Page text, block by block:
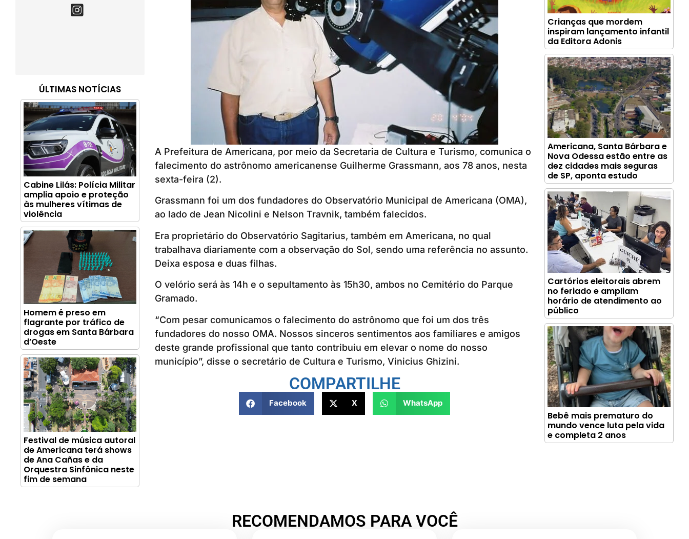
ÚLTIMAS NOTÍCIAS
Cabine Lilás: Polícia Militar
amplia apoio e proteção
às mulheres vítimas de
violência
Homem é preso em
flagrante por tráfico de
drogas em Santa Bárbara
d’Oeste
Festival de música autoral
de Americana terá shows
de Ana Cañas e da
Orquestra Sinfônica neste
fim de semana
A Prefeitura de Americana, por meio da Secretaria de Cultura e Turismo, comunica o
falecimento do astrônomo americanense Guilherme Grassmann, aos 78 anos, nesta
sexta-feira (2).
Grassmann foi um dos fundadores do Observatório Municipal de Americana (OMA),
ao lado de Jean Nicolini e Nelson Travnik, também falecidos.
Era proprietário do Observatório Sagitarius, também em Americana, no qual
trabalhava diariamente com a observação do Sol, sendo uma referência no assunto.
Deixa esposa e duas filhas.
O velório será às 14h e o sepultamento às 15h30, ambos no Cemitério do Parque
Gramado.
“Com pesar comunicamos o falecimento do astrônomo que foi um dos três
fundadores do nosso OMA. Nossos sinceros sentimentos aos familiares e amigos
deste grande profissional que tanto contribuiu em elevar o nome do nosso
município”, disse o secretário de Cultura e Turismo, Vinicius Ghizini.
COMPARTILHE
Facebook X WhatsApp
Crianças que mordem
inspiram lançamento infantil
da Editora Adonis
Americana, Santa Bárbara e
Nova Odessa estão entre as
dez cidades mais seguras
de SP, aponta estudo
Cartórios eleitorais abrem
no feriado e ampliam
horário de atendimento ao
público
Bebê mais prematuro do
mundo vence luta pela vida
e completa 2 anos
RECOMENDAMOS PARA VOCÊ